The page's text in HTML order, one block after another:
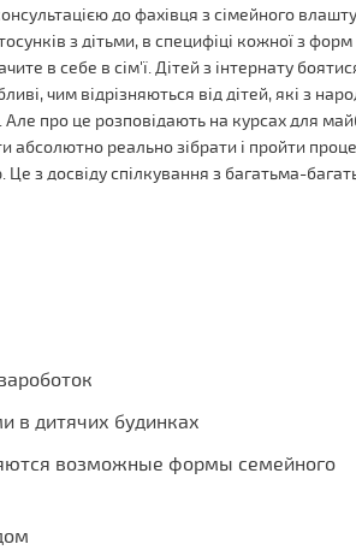
до фахівця з сімейного
з дітьми, в специфіці кожної з форм
в себе в сім'ї. Дітей з інтернату
чим відрізняються від дітей, які з
про це розповідають на курсах для
абсолютно реально зібрати і пройти
з досвіду спілкування з багатьма-
в дитячих будинках
возможные формы семейного